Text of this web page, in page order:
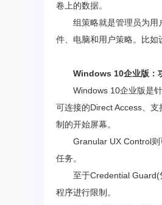
卷上的数据。
组策略就是管理员为用
件、电脑和用户策略。比如
Windows 10企业版：
Windows 10企业版是
可连接的Direct Access、
制的开始屏幕。
Granular UX Control
任务。
至于Credential Guard(
程序进行限制。